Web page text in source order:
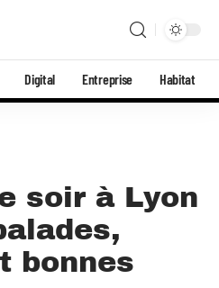
Digital Entreprise Habitat
soir à Lyon
bonnes